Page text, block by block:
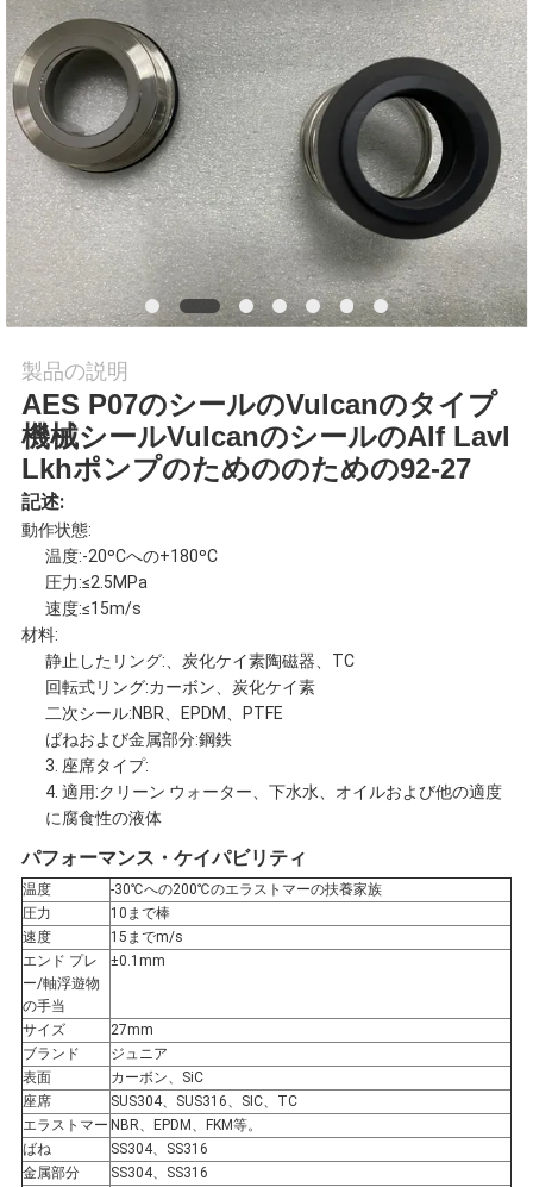
旅
行
品
質
管
理
私
達
に
絡
い
引
用
を
要
求
製品の説明
AES P07のシールのVulcanのタイプ
機械シールVulcanのシールのAlf Lavl
Lkhポンプのためののための92-27
記述:
動作状態:
温度:-20ºCへの+180ºC
圧力:≤2.5MPa
速度:≤15m/s
材料:
静止したリング:、炭化ケイ素陶磁器、TC
回転式リング:カーボン、炭化ケイ素
二次シール:NBR、EPDM、PTFE
ばねおよび金属部分:鋼鉄
3. 座席タイプ:
4. 適用:クリーン ウォーター、下水水、オイルおよび他の適度
に腐食性の液体
パフォーマンス・ケイパビリティ
温度
-30℃への200℃のエラストマーの扶養家族
圧力
10まで棒
速度
15までm/s
エンド プレ
ー/軸浮遊物
の手当
±0.1mm
サイズ
27mm
ブランド
ジュニア
表面
カーボン、SiC
座席
SUS304、SUS316、SIC、TC
エラストマー NBR、EPDM、FKM等。
ばね
SS304、SS316
金属部分
SS304、SS316